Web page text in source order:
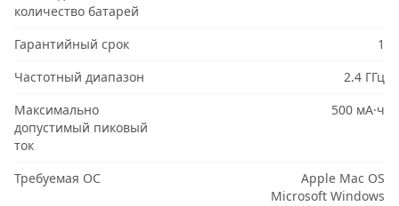
количество батарей
Гарантийный срок
1
Частотный диапазон
2.4 ГГц
Максимально
допустимый пиковый
ток
500 мА·ч
Требуемая ОС
Apple Mac OS
Microsoft Windows